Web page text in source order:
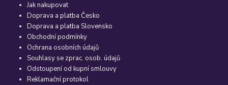
Jak nakupovat
Doprava a platba Česko
Doprava a platba Slovensko
Obchodní podmínky
Ochrana osobních údajů
Souhlasy se zprac. osob. údajů
Odstoupení od kupní smlouvy
Reklamační protokol